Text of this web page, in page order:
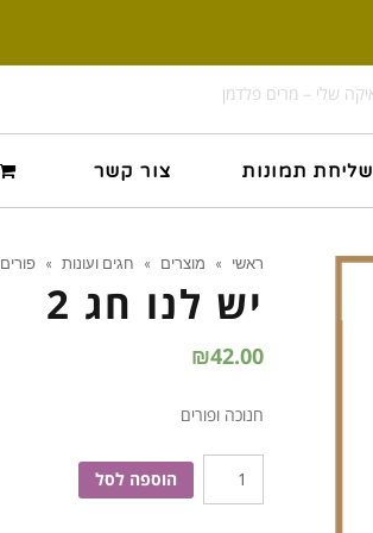
שליחת תמונות צור קשר
ראשי » מוצרים » חגים ועונות » פורים
יש לנו חג 2
₪42.00
חנוכה ופורים
כמות
של
הוספה לסל